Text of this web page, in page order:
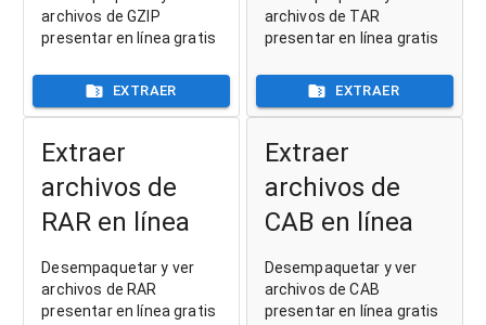
archivos de GZIP
presentar en línea gratis
EXTRAER
archivos de TAR
presentar en línea gratis
EXTRAER
Extraer
archivos de
RAR en línea
Desempaquetar y ver
archivos de RAR
presentar en línea gratis
Extraer
archivos de
CAB en línea
Desempaquetar y ver
archivos de CAB
presentar en línea gratis